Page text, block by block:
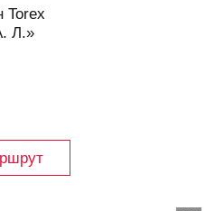
Torex
Л.»